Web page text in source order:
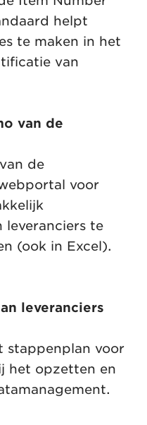
helpt
te maken in het
van
van de
de
voor
leveranciers te
(ook in Excel).
leveranciers
stappenplan voor
het opzetten en